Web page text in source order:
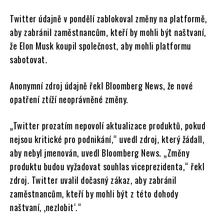
Twitter údajně v pondělí zablokoval změny na platformě,
aby zabránil zaměstnancům, kteří by mohli být naštvaní,
že Elon Musk koupil společnost, aby mohli platformu
sabotovat.
Anonymní zdroj údajně řekl Bloomberg News, že nové
opatření ztíží neoprávněné změny.
„Twitter prozatím nepovolí aktualizace produktů, pokud
nejsou kritické pro podnikání,“ uvedl zdroj, který žádall,
aby nebyl jmenován, uvedl Bloomberg News. „Změny
produktu budou vyžadovat souhlas viceprezidenta,“ řekl
zdroj. Twitter uvalil dočasný zákaz, aby zabránil
zaměstnancům, kteří by mohli být z této dohody
naštvaní, ‚nezlobit‘.“